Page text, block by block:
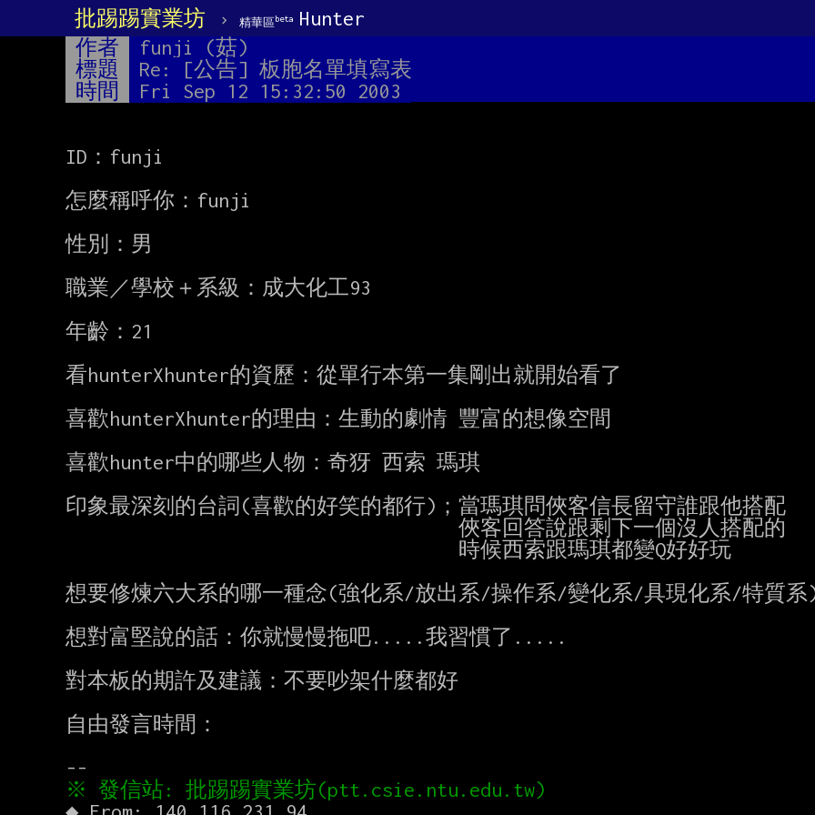
批踢踢實業坊 › 精華區beta Hunter
作者 funji (菇)
標題
Re: [公告] 板胞名單填寫表
時間
Fri Sep 12 15:32:50 2003
ID：funji
怎麼稱呼你：funji
性別：男
職業／學校＋系級：成大化工93
年齡：21
看hunterXhunter的資歷：從單行本第一集剛出就開始看了
喜歡hunterXhunter的理由：生動的劇情 豐富的想像空間
喜歡hunter中的哪些人物：奇犽 西索 瑪琪
印象最深刻的台詞(喜歡的好笑的都行)；當瑪琪問俠客信長留守誰跟他搭配
想要修煉六大系的哪一種念(強化系/放出系/操作系/變化系/具現化系/特質系
想對富堅說的話：你就慢慢拖吧.....我習慣了.....
對本板的期許及建議：不要吵架什麼都好
自由發言時間：